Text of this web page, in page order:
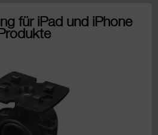
für iPad und iPhone